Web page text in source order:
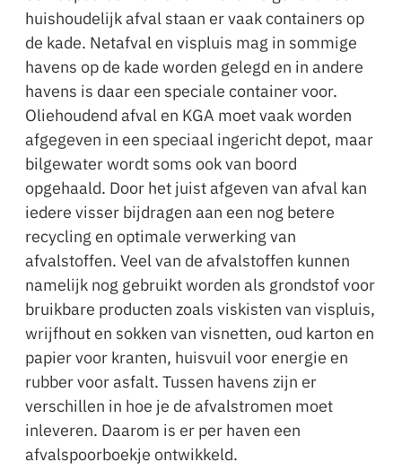
huishoudelijk afval staan er vaak containers op
de kade. Netafval en vispluis mag in sommige
havens op de kade worden gelegd en in andere
havens is daar een speciale container voor.
Oliehoudend afval en KGA moet vaak worden
afgegeven in een speciaal ingericht depot, maar
bilgewater wordt soms ook van boord
opgehaald. Door het juist afgeven van afval kan
iedere visser bijdragen aan een nog betere
recycling en optimale verwerking van
afvalstoffen. Veel van de afvalstoffen kunnen
namelijk nog gebruikt worden als grondstof voor
bruikbare producten zoals viskisten van vispluis,
wrijfhout en sokken van visnetten, oud karton en
papier voor kranten, huisvuil voor energie en
rubber voor asfalt. Tussen havens zijn er
verschillen in hoe je de afvalstromen moet
inleveren. Daarom is er per haven een
afvalspoorboekje ontwikkeld.